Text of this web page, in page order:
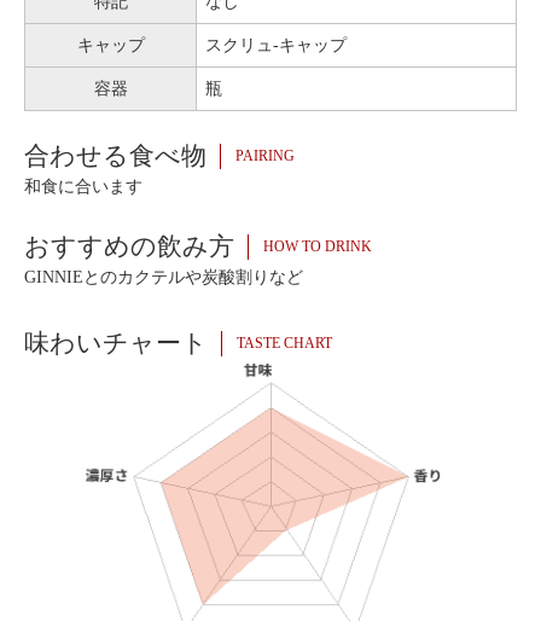
キャップ スクリュ-キャップ
容器 瓶
合わせる食べ物 PAIRING
和食に合います
おすすめの飲み方 HOW TO DRINK
GINNIEとのカクテルや炭酸割りなど
味わいチャート TASTE CHART